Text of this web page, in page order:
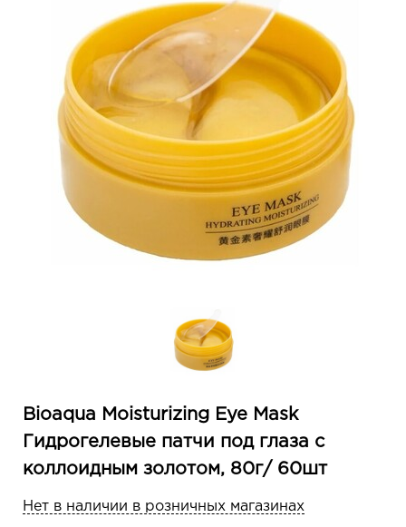
Bioaqua Moisturizing Eye Mask
Гидрогелевые патчи под глаза с
коллоидным золотом, 80г/ 60шт
Нет в наличии в розничных магазинах